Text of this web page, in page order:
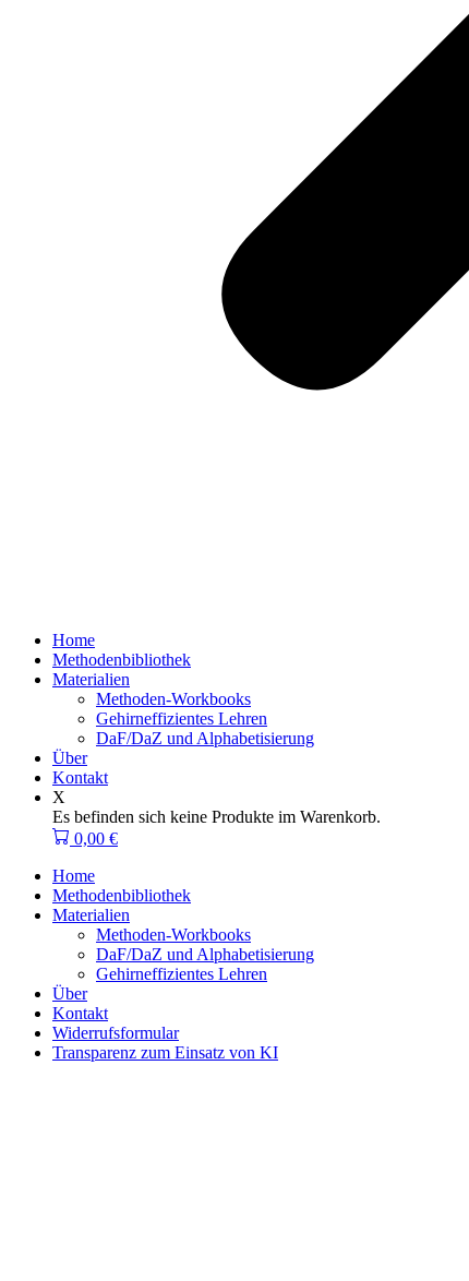
Home
Methodenbibliothek
Materialien
Methoden-Workbooks
Gehirneffizientes Lehren
DaF/DaZ und Alphabetisierung
Über
Kontakt
X
Es befinden sich keine Produkte im Warenkorb.
0,00 €
Home
Methodenbibliothek
Materialien
Methoden-Workbooks
DaF/DaZ und Alphabetisierung
Gehirneffizientes Lehren
Über
Kontakt
Widerrufsformular
Transparenz zum Einsatz von KI